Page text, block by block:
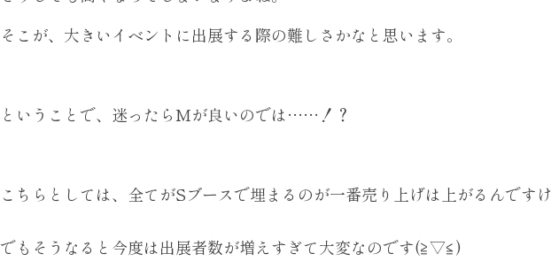
そこが、大きいイベントに出展する際の難しさかなと思います。
ということで、迷ったらMが良いのでは……！？
こちらとしては、全てがSブースで埋まるのが一番売り上げは上がるんです
でもそうなると今度は出展者数が増えすぎて大変なのです(≧▽≦)